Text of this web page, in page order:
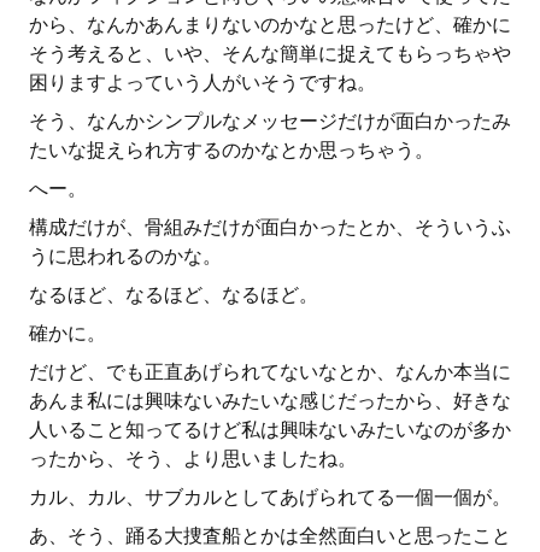
から、なんかあんまりないのかなと思ったけど、確かに
そう考えると、いや、そんな簡単に捉えてもらっちゃや
困りますよっていう人がいそうですね。
そう、なんかシンプルなメッセージだけが面白かったみ
たいな捉えられ方するのかなとか思っちゃう。
へー。
構成だけが、骨組みだけが面白かったとか、そういうふ
うに思われるのかな。
なるほど、なるほど、なるほど。
確かに。
だけど、でも正直あげられてないなとか、なんか本当に
あんま私には興味ないみたいな感じだったから、好きな
人いること知ってるけど私は興味ないみたいなのが多か
ったから、そう、より思いましたね。
カル、カル、サブカルとしてあげられてる一個一個が。
あ、そう、踊る大捜査船とかは全然面白いと思ったこと